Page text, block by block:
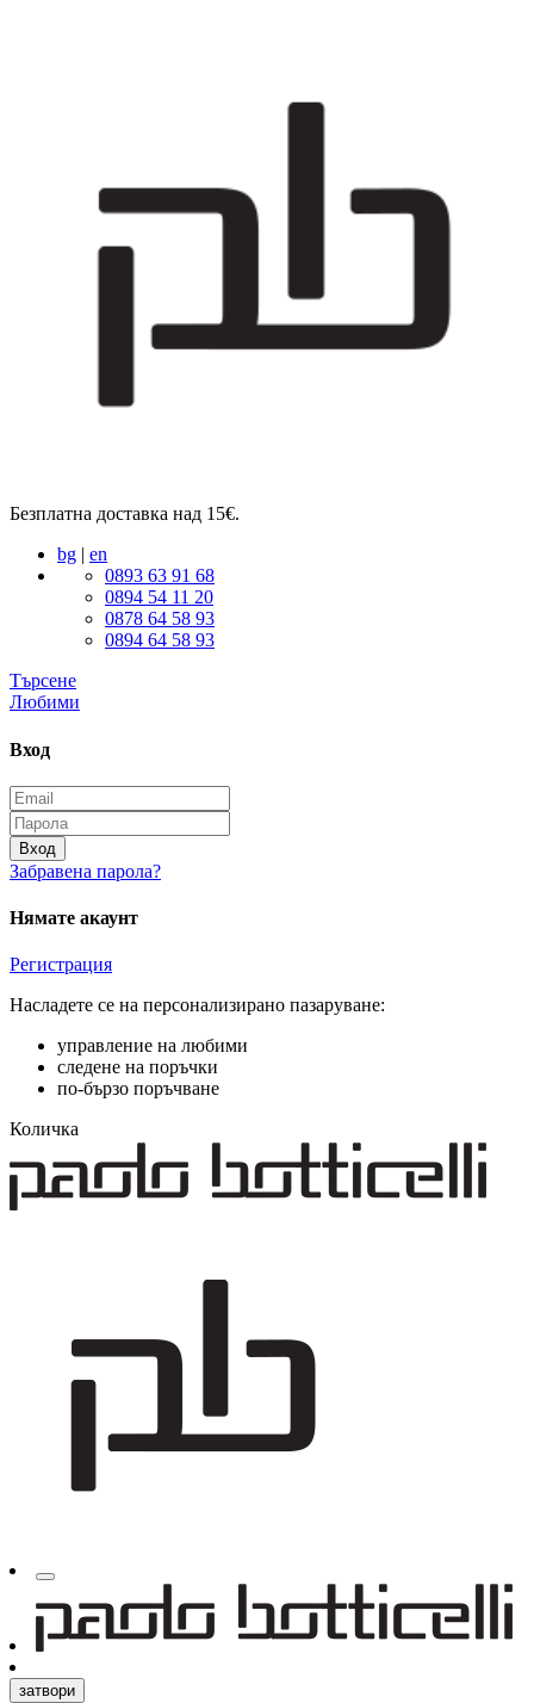
Безплатна доставка над 15€.
bg | en
0893 63 91 68
0894 54 11 20
0878 64 58 93
0894 64 58 93
Търсене
Любими
Вход
Вход
Забравена парола?
Нямате акаунт
Регистрация
Насладете се на персонализирано пазаруване:
управление на любими
следене на поръчки
по-бързо поръчване
Количка
затвори